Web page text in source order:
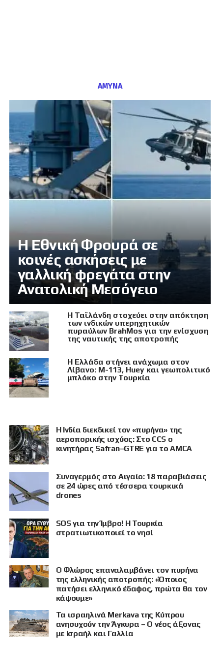
ΑΜΥΝΑ
Η Εθνική Φρουρά σε
κοινές ασκήσεις με
γαλλική φρεγάτα στην
Ανατολική Μεσόγειο
Η Ταϊλάνδη στοχεύει στην απόκτηση
των ινδικών υπερηχητικών
πυραύλων BrahMos για την ενίσχυση
της ναυτικής της αποτροπής
Η Ελλάδα στήνει ανάχωμα στον
Λίβανο: M-113, Huey και γεωπολιτικό
μπλόκο στην Τουρκία
Η Ινδία διεκδικεί τον «πυρήνα» της
αεροπορικής ισχύος: Στο CCS ο
κινητήρας Safran–GTRE για το AMCA
Συναγερμός στο Αιγαίο: 18 παραβιάσεις
σε 24 ώρες από τέσσερα τουρκικά
drones
SOS για την Ίμβρο! Η Τουρκία
στρατιωτικοποιεί το νησί
Ο Φλώρος επαναλαμβάνει τον πυρήνα
της ελληνικής αποτροπής: «Όποιος
πατήσει ελληνικό έδαφος, πρώτα θα τον
κάψουμε»
Τα ισραηλινά Merkava της Κύπρου
ανησυχούν την Άγκυρα – Ο νέος άξονας
με Ισραήλ και Γαλλία